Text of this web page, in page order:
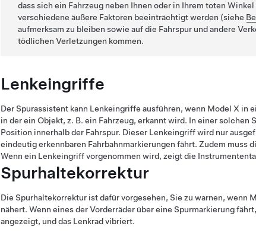
dass sich ein Fahrzeug neben Ihnen oder in Ihrem toten
verschiedene äußere Faktoren beeinträchtigt werden (siehe
aufmerksam zu bleiben sowie auf die Fahrspur und andere
tödlichen Verletzungen kommen.
Lenkeingriffe
Der Spurassistent kann Lenkeingriffe ausführen, wenn Model X in
in der ein Objekt, z. B. ein Fahrzeug, erkannt wird. In einer solchen
Position innerhalb der Fahrspur. Dieser Lenkeingriff wird nur
eindeutig erkennbaren Fahrbahnmarkierungen fährt. Zudem muss
Wenn ein Lenkeingriff vorgenommen wird, zeigtdie
Spurhaltekorrektur
Die Spurhaltekorrektur ist dafür vorgesehen, Sie zu warnen, wenn
nähert. Wenn eines der Vorderräder über eine Spurmarkierung
angezeigt, und das Lenkrad vibriert.